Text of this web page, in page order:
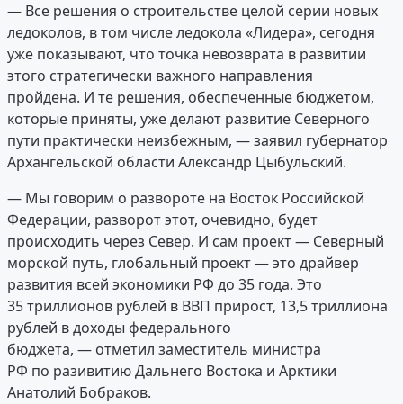
— Все решения о строительстве целой серии новых
ледоколов, в том числе ледокола «Лидера», сегодня
уже показывают, что точка невозврата в развитии
этого стратегически важного направления
пройдена. И те решения, обеспеченные бюджетом,
которые приняты, уже делают развитие Северного
пути практически неизбежным, — заявил губернатор
Архангельской области Александр Цыбульский.
— Мы говорим о развороте на Восток Российской
Федерации, разворот этот, очевидно, будет
происходить через Север. И сам проект — Северный
морской путь, глобальный проект — это драйвер
развития всей экономики РФ до 35 года. Это
35 триллионов рублей в ВВП прирост, 13,5 триллиона
рублей в доходы федерального
бюджета, — отметил заместитель министра
РФ по разивитию Дальнего Востока и Арктики
Анатолий Бобраков.